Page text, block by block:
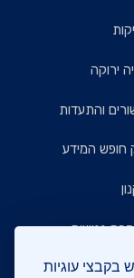
בקבצי עוגיות
ירוקה
והתעדות
חופש המידע
נגישות
הגנת הפרטיות